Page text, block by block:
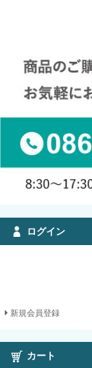
ログイン
新規会員登録
カート